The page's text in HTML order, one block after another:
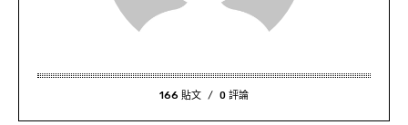
166 貼文 0 評論